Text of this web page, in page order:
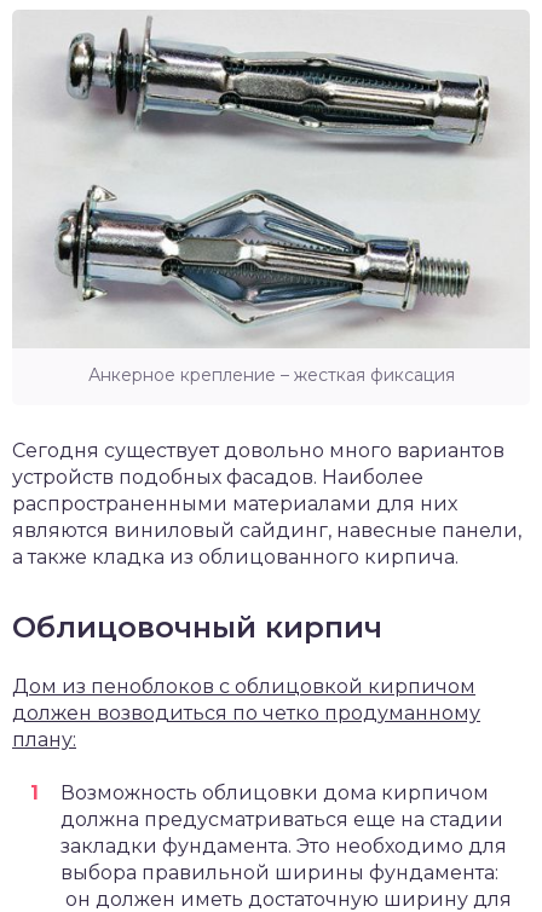
Анкерное крепление – жесткая фиксация
Сегодня существует довольно много вариантов
устройств подобных фасадов. Наиболее
распространенными материалами для них
являются виниловый сайдинг, навесные панели,
а также кладка из облицованного кирпича.
Облицовочный кирпич
Дом из пеноблоков с облицовкой кирпичом
должен возводиться по четко продуманному
плану:
Возможность облицовки дома кирпичом
должна предусматриваться еще на стадии
закладки фундамента. Это необходимо для
выбора правильной ширины фундамента:
он должен иметь достаточную ширину для